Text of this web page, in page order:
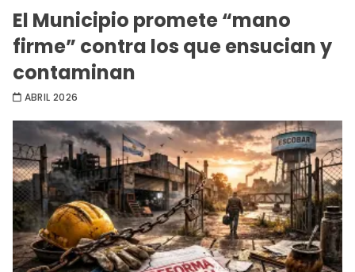
El Municipio promete “mano
firme” contra los que ensucian y
contaminan
ABRIL 2026